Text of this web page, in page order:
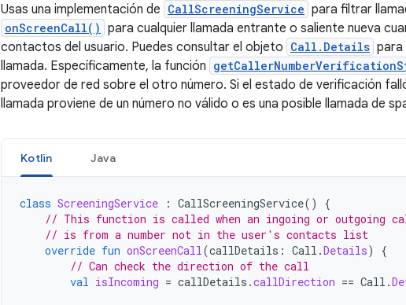
Usas una implementación de CallScreeningService para filtrar
onScreenCall() para cualquier llamada entrante o saliente nueva
contactos del usuario. Puedes consultar el objeto Call.Details para
llamada. Específicamente, la función
proveedor de red sobre el otro número. Si el estado de verificación
llamada proviene de un número no válido o es una posible llamada de
Kotlin Java
class ScreeningService : CallScreeningService()
{
// This function is called when an ingoing or outgoing
// is from a number not in the user's contacts list
override fun onScreenCall(callDetails : Call .Details)
{
// Can check the direction of the call
val isIncoming = callDetails .callDirection == Call .